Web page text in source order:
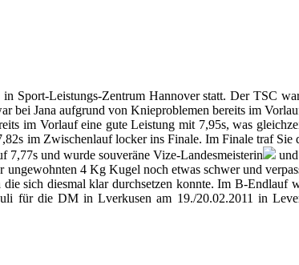
Sport-Leistungs-Zentrum Hannover statt. Der TSC
bei Jana aufgrund von Knieproblemen bereits im
im Vorlauf eine gute Leistung mit 7,95s, was
im Zwischenlauf locker ins Finale. Im Finale traf Sie
und wurde souveräne Vize-Landesmeisterin
4 Kg Kugel noch etwas schwer und
sich diesmal klar durchsetzen konnte. Im B-Endlauf
für die DM in Lverkusen am 19./20.02.2011 in